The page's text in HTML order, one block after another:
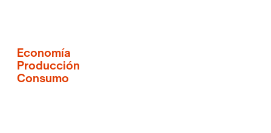
Economía
Producción
Consumo